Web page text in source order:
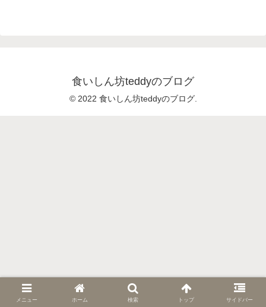
食いしん坊teddyのブログ
© 2022 食いしん坊teddyのブログ.
メニュー ホーム 検索 トップ サイドバー